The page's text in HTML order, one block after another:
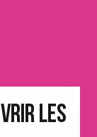
LES